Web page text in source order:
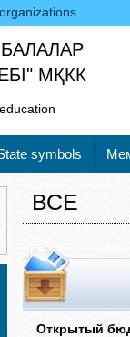
МҚКК
symbols
ВСЕ
Открытый